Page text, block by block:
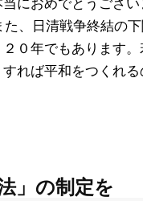
におめでとうござい
、日清戦争終結の
０年でもあります。
れば平和をつくれる
」の制定を